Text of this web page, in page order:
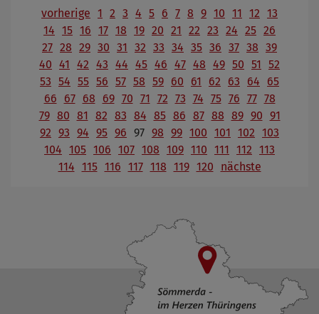
vorherige 1 2 3 4 5 6 7 8 9 10 11 12 13
14 15 16 17 18 19 20 21 22 23 24 25 26
27 28 29 30 31 32 33 34 35 36 37 38 39
40 41 42 43 44 45 46 47 48 49 50 51
52
53 54 55 56 57 58 59 60 61 62 63 64
65
66
67 68 69 70 71 72 73 74 75 76 77 78
79 80 81 82 83 84 85 86 87 88 89 90 91
92 93 94 95 96 97 98 99 100 101 102 103
104 105 106 107 108 109 110 111 112 113
114 115 116 117 118 119 120 nächste